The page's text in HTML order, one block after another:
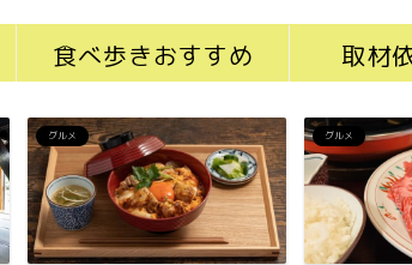
食べ歩きおすすめ 取材
グルメ グルメ